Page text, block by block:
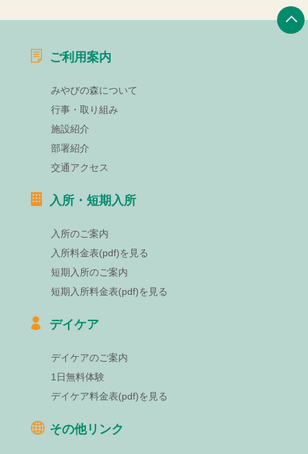
ご利用案内
みやびの森について
行事・取り組み
施設紹介
部署紹介
交通アクセス
入所・短期入所
入所のご案内
入所料金表(pdf)を見る
短期入所のご案内
短期入所料金表(pdf)を見る
デイケア
デイケアのご案内
1日無料体験
デイケア料金表(pdf)を見る
その他リンク